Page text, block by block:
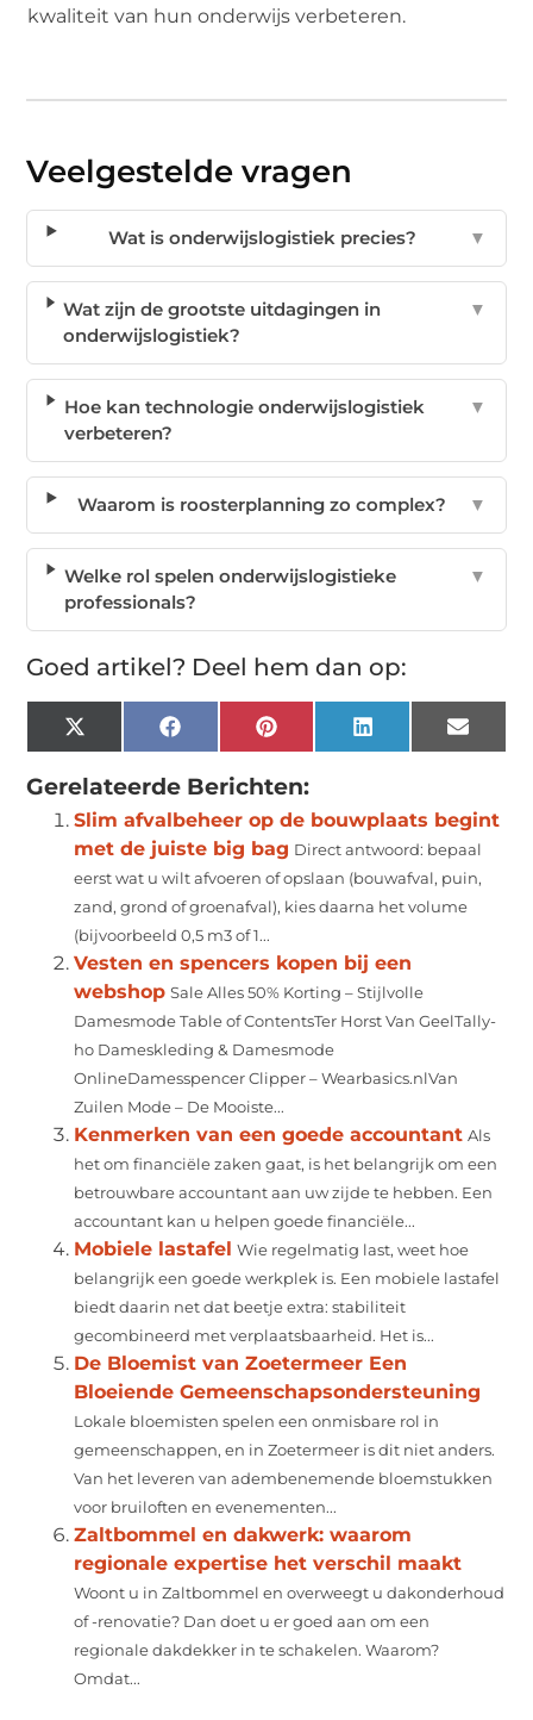
kwaliteit van hun onderwijs verbeteren.
Veelgestelde vragen
Wat is onderwijslogistiek precies? ▼
Wat zijn de grootste uitdagingen in
onderwijslogistiek?
▼
Hoe kan technologie onderwijslogistiek
verbeteren?
▼
Waarom is roosterplanning zo complex? ▼
Welke rol spelen onderwijslogistieke
professionals?
▼
Goed artikel? Deel hem dan op:
X
(Twitter)
Facebook Pinterest LinkedIn Email
Gerelateerde Berichten:
Slim afvalbeheer op de bouwplaats begint
met de juiste big bag Direct antwoord: bepaal
eerst wat u wilt afvoeren of opslaan (bouwafval, puin,
zand, grond of groenafval), kies daarna het volume
(bijvoorbeeld 0,5 m3 of 1...
Vesten en spencers kopen bij een
webshop Sale Alles 50% Korting – Stijlvolle
Damesmode Table of ContentsTer Horst Van GeelTally-
ho Dameskleding & Damesmode
OnlineDamesspencer Clipper – Wearbasics.nlVan
Zuilen Mode – De Mooiste...
Kenmerken van een goede accountant Als
het om financiële zaken gaat, is het belangrijk om een
betrouwbare accountant aan uw zijde te hebben. Een
accountant kan u helpen goede financiële...
Mobiele lastafel Wie regelmatig last, weet hoe
belangrijk een goede werkplek is. Een mobiele lastafel
biedt daarin net dat beetje extra: stabiliteit
gecombineerd met verplaatsbaarheid. Het is...
De Bloemist van Zoetermeer Een
Bloeiende Gemeenschapsondersteuning
Lokale bloemisten spelen een onmisbare rol in
gemeenschappen, en in Zoetermeer is dit niet anders.
Van het leveren van adembenemende bloemstukken
voor bruiloften en evenementen...
Zaltbommel en dakwerk: waarom
regionale expertise het verschil maakt
Woont u in Zaltbommel en overweegt u dakonderhoud
of -renovatie? Dan doet u er goed aan om een
regionale dakdekker in te schakelen. Waarom?
Omdat...